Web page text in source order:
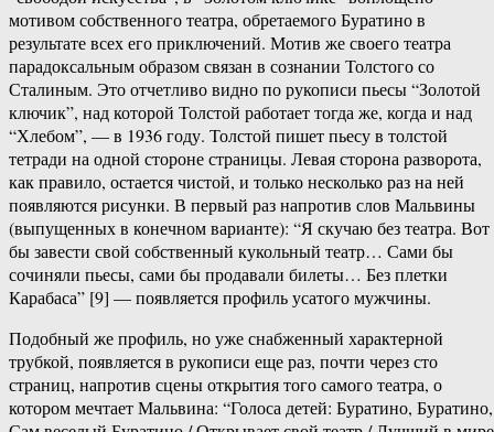
мотивом собственного театра, обретаемого Буратино в
результате всех его приключений. Мотив же своего театра
парадоксальным образом связан в сознании Толстого со
Сталиным. Это отчетливо видно по рукописи пьесы “Золотой
ключик”, над которой Толстой работает тогда же, когда и над
“Хлебом”, — в 1936 году. Толстой пишет пьесу в толстой
тетради на одной стороне страницы. Левая сторона разворота,
как правило, остается чистой, и только несколько раз на ней
появляются рисунки. В первый раз напротив слов Мальвины
(выпущенных в конечном варианте): “Я скучаю без театра. Вот
бы завести свой собственный кукольный театр… Сами бы
сочиняли пьесы, сами бы продавали билеты… Без плетки
Карабаса” [9] — появляется профиль усатого мужчины.
Подобный же профиль, но уже снабженный характерной
трубкой, появляется в рукописи еще раз, почти через сто
страниц, напротив сцены открытия того самого театра, о
котором мечтает Мальвина: “Голоса детей: Буратино,